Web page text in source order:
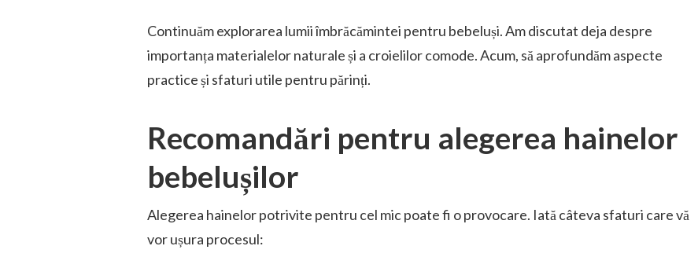
Continuăm explorarea lumii îmbrăcămintei pentru bebeluși. Am discutat deja despre
importanța materialelor naturale și a croielilor comode. Acum, să aprofundăm aspecte
practice și sfaturi utile pentru părinți.
Recomandări pentru alegerea hainelor
bebelușilor
Alegerea hainelor potrivite pentru cel mic poate fi o provocare. Iată câteva sfaturi care vă
vor ușura procesul: